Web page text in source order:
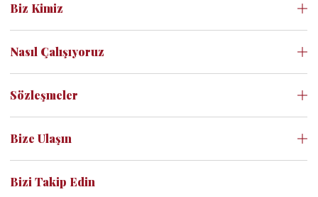
Biz Kimiz
Nasıl Çalışıyoruz
Sözleşmeler
Bize Ulaşın
Bizi Takip Edin